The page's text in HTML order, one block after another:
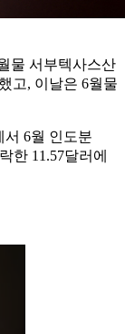
물 서부텍사스산
고, 이날은 6월물
6월 인도분
한 11.57달러에